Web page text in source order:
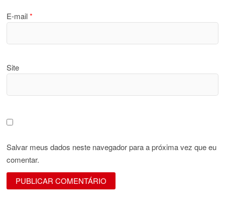
E-mail*
Site
Salvar meus dados neste navegador para a próxima vez que eu
comentar.